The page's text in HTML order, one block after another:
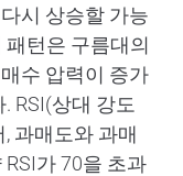
시 상승할 가능
턴은 구름대의
수 압력이 증가
RSI(상대 강도
과매도와 과매
가 70을 초과